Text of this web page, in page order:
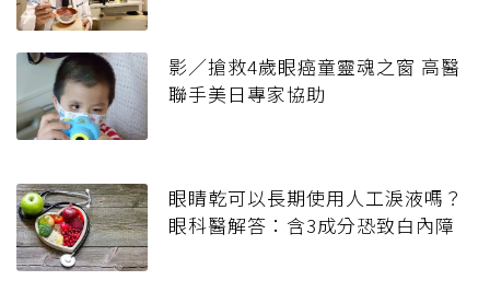
影／搶救4歲眼癌童靈魂之窗 高醫
聯手美日專家協助
眼睛乾可以長期使用人工淚液嗎？
眼科醫解答：含3成分恐致白內障